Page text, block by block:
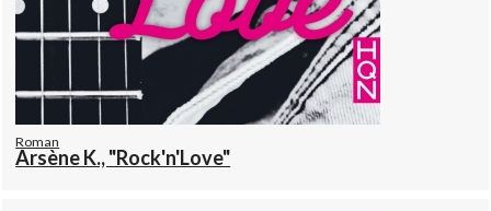
Roman
Arsène K., "Rock'n'Love"